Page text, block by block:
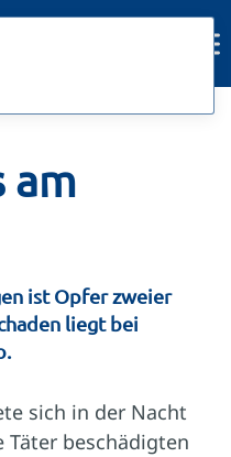
am
ist Opfer zweier
liegt bei
sich in der Nacht
Täter beschädigten